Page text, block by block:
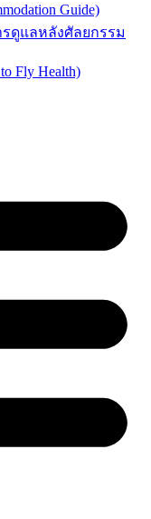
Guide)
ดูแลหลังศัลยกรรม
Fly Health)